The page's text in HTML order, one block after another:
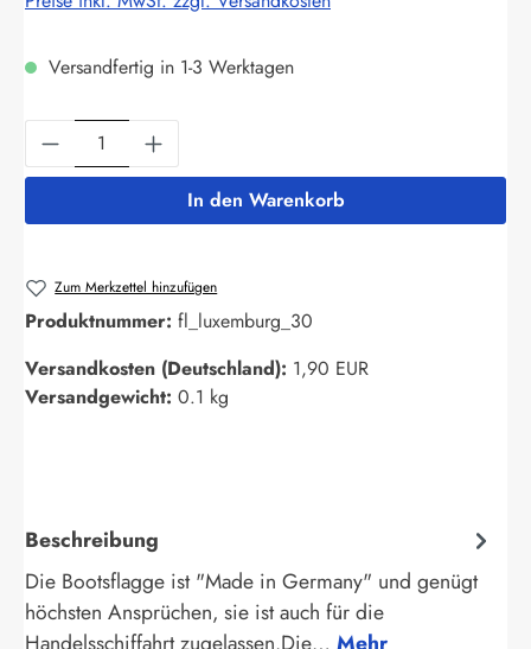
Versandfertig in 1-3 Werktagen
Produkt Anzahl: Gib den gewünschten
In den Warenkorb
Zum Merkzettel hinzufügen
Produktnummer: fl_luxemburg_30
Versandkosten (Deutschland): 1,90 EUR
Versandgewicht: 0.1 kg
Beschreibung
Die Bootsflagge ist "Made in Germany" und genügt
höchsten Ansprüchen, sie ist auch für die